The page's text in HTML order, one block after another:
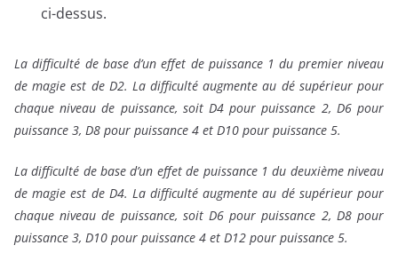
ci-dessus.
La difficulté de base d’un effet de puissance 1 du premier niveau
de magie est de D2. La difficulté augmente au dé supérieur pour
chaque niveau de puissance, soit D4 pour puissance 2, D6 pour
puissance 3, D8 pour puissance 4 et D10 pour puissance 5.
La difficulté de base d’un effet de puissance 1 du deuxième niveau
de magie est de D4. La difficulté augmente au dé supérieur pour
chaque niveau de puissance, soit D6 pour puissance 2, D8 pour
puissance 3, D10 pour puissance 4 et D12 pour puissance 5.